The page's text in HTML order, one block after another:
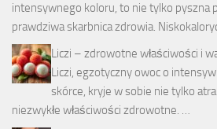
intensywnego koloru, to nie tylko pyszna
prawdziwa skarbnica zdrowia.
Liczi – zdrowotne właściwości i
Liczi, egzotyczny owoc o
skórce, kryje w sobie nie tylko
niezwykłe właściwości zdrowotne. …